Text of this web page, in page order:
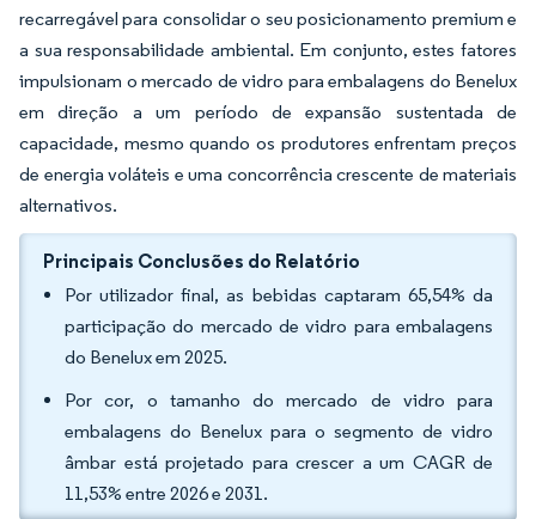
recarregável para consolidar o seu posicionamento premium e
a sua responsabilidade ambiental. Em conjunto, estes fatores
impulsionam o mercado de vidro para embalagens do Benelux
em direção a um período de expansão sustentada de
capacidade, mesmo quando os produtores enfrentam preços
de energia voláteis e uma concorrência crescente de materiais
alternativos.
Principais Conclusões do Relatório
Por utilizador final, as bebidas captaram 65,54% da
participação do mercado de vidro para embalagens
do Benelux em 2025.
Por cor, o tamanho do mercado de vidro para
embalagens do Benelux para o segmento de vidro
âmbar está projetado para crescer a um CAGR de
11,53% entre 2026 e 2031.